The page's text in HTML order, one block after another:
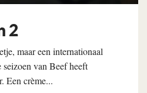
2
maar een internationaal
van Beef heeft
Een crème...